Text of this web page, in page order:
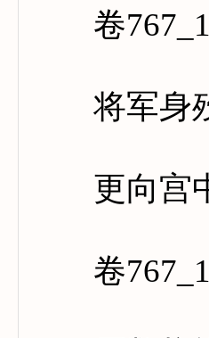
卷
将军身殁
更向宫中
卷